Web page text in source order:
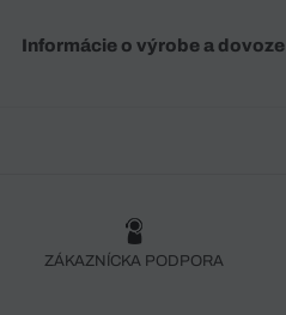
Informácie o výrobe a dovoze
ZÁKAZNÍCKA PODPORA